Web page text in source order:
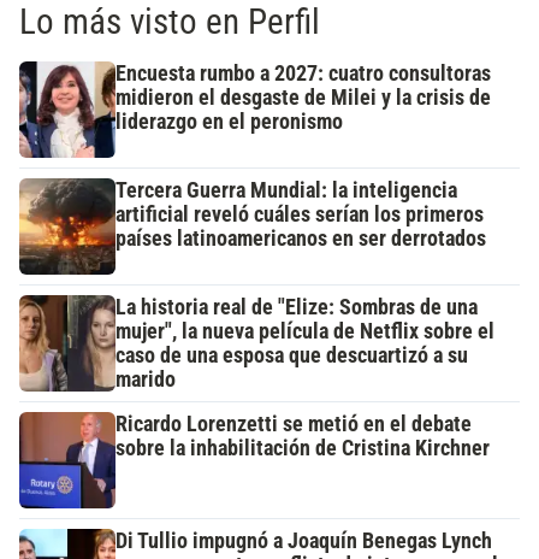
Lo más visto en Perfil
Encuesta rumbo a 2027: cuatro consultoras
midieron el desgaste de Milei y la crisis de
liderazgo en el peronismo
Tercera Guerra Mundial: la inteligencia
artificial reveló cuáles serían los primeros
países latinoamericanos en ser derrotados
La historia real de "Elize: Sombras de una
mujer", la nueva película de Netflix sobre el
caso de una esposa que descuartizó a su
marido
Ricardo Lorenzetti se metió en el debate
sobre la inhabilitación de Cristina Kirchner
Di Tullio impugnó a Joaquín Benegas Lynch